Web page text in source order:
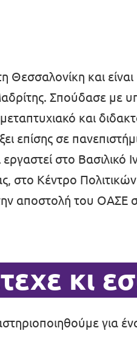
Θεσσαλονίκη και
Σπούδασε με
και
επίσης σε
στο Βασιλικό
στο Κέντρο
αποστολή του ΟΑΣΕ
κι
για